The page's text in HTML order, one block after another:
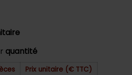
quantité
Prix unitaire (€ TTC)